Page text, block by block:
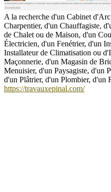
A la recherche d'un Cabinet
Charpentier, d'un Chauffagiste,
de Chalet ou de Maison, d'un
Électricien, d'un Fenétrier, d'un
Installateur de Climatisation ou
Maçonnerie, d'un Magasin de
Menuisier, d'un Paysagiste, d'un
d'un Plâtrier, d'un Plombier, d'un
https://travauxepinal.com/